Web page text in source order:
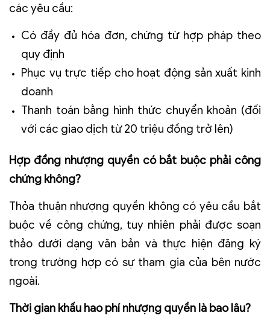
các yêu cầu:
Có đầy đủ hóa đơn, chứng từ hợp pháp theo
quy định
Phục vụ trực tiếp cho hoạt động sản xuất kinh
doanh
Thanh toán bằng hình thức chuyển khoản (đối
với các giao dịch từ 20 triệu đồng trở lên)
Hợp đồng nhượng quyền có bắt buộc phải công
chứng không?
Thỏa thuận nhượng quyền không có yêu cầu bắt
buộc về công chứng, tuy nhiên phải được soạn
thảo dưới dạng văn bản và thực hiện đăng ký
trong trường hợp có sự tham gia của bên nước
ngoài.
Thời gian khấu hao phí nhượng quyền là bao lâu?